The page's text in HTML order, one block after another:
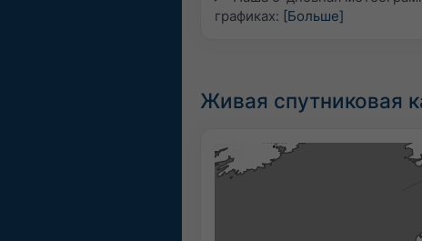
графиках: [Больше]
Живая спутниковая